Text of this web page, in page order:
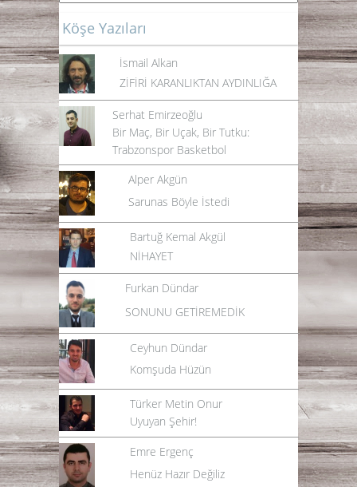
Köşe Yazıları
İsmail Alkan
ZİFİRİ KARANLIKTAN AYDINLIĞA
Serhat Emirzeoğlu
Bir Maç, Bir Uçak, Bir Tutku:
Trabzonspor Basketbol
Alper Akgün
Sarunas Böyle İstedi
Bartuğ Kemal Akgül
NİHAYET
Furkan Dündar
SONUNU GETİREMEDİK
Ceyhun Dündar
Komşuda Hüzün
Türker Metin Onur
Uyuyan Şehir!
Emre Ergenç
Henüz Hazır Değiliz